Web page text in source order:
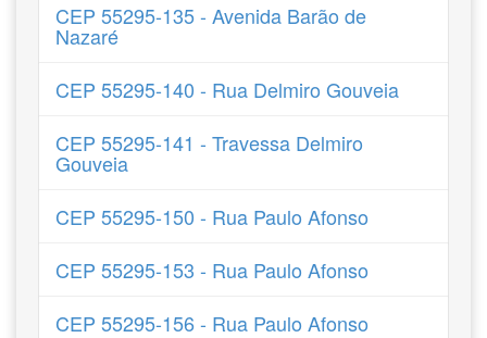
CEP 55295-135 - Avenida Barão de
Nazaré
CEP 55295-140 - Rua Delmiro Gouveia
CEP 55295-141 - Travessa Delmiro
Gouveia
CEP 55295-150 - Rua Paulo Afonso
CEP 55295-153 - Rua Paulo Afonso
CEP 55295-156 - Rua Paulo Afonso